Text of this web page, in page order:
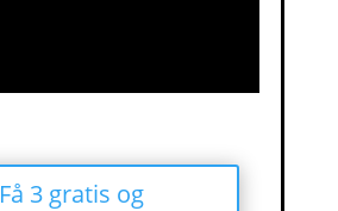
Få 3 gratis og